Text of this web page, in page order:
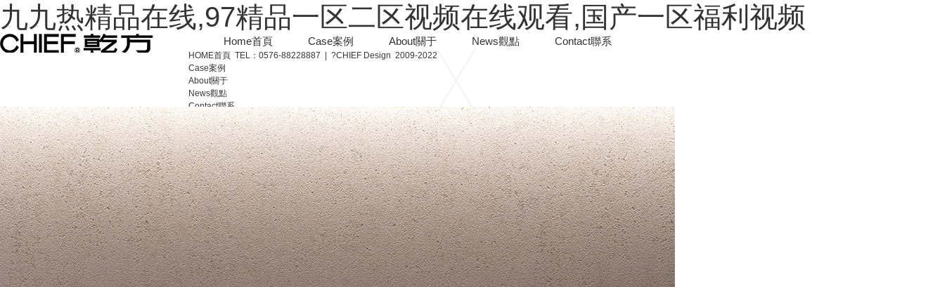
九九热精品在线,97精品一区二区视频在线观看,国产一区福利视频
Home首頁 Case案例 About關于 News觀點 Contact聯系
HOME首頁
Case案例
About關于
News觀點
Contact聯系
TEL：0576-88228887 | ?CHIEF Design 2009-2022